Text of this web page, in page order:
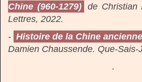
Chine (960-1279)
de Christian
Lettres, 2022.
- Histoire de la Chine
Damien Chaussende. Que-Sais-
.